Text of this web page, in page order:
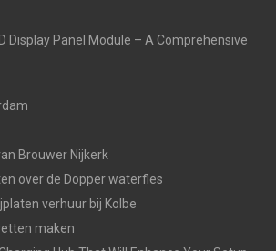
Display Panel Module – A Comprehensive
Brouwer Nijkerk
over de Dopper waterfles
verhuur bij Kolbe
maken